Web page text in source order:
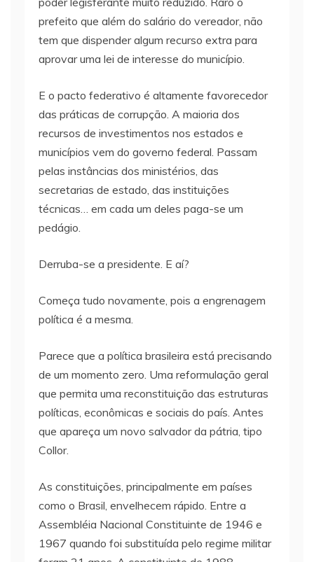
prefeito que além do salário do vereador, não
tem que dispender algum recurso extra para
aprovar uma lei de interesse do município.
E o pacto federativo é altamente favorecedor
das práticas de corrupção. A maioria dos
recursos de investimentos nos estados e
municípios vem do governo federal. Passam
pelas instâncias dos ministérios, das
secretarias de estado, das instituições
técnicas… em cada um deles paga-se um
pedágio.
Derruba-se a presidente. E aí?
Começa tudo novamente, pois a engrenagem
política é a mesma.
Parece que a política brasileira está precisando
de um momento zero. Uma reformulação geral
que permita uma reconstituição das estruturas
políticas, econômicas e sociais do país. Antes
que apareça um novo salvador da pátria, tipo
Collor.
As constituições, principalmente em países
como o Brasil, envelhecem rápido. Entre a
Assembléia Nacional Constituinte de 1946 e
1967 quando foi substituída pelo regime militar